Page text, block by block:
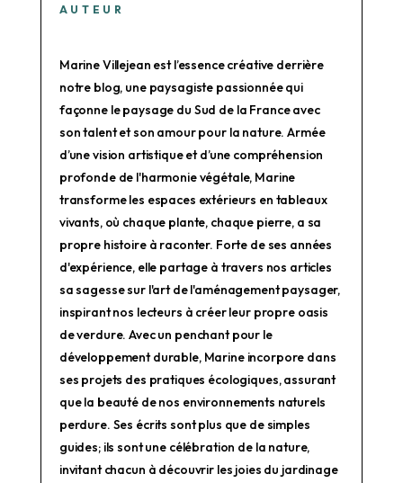
AUTEUR
Marine Villejean est l’essence créative derrière
notre blog, une paysagiste passionnée qui
façonne le paysage du Sud de la France avec
son talent et son amour pour la nature. Armée
d’une vision artistique et d’une compréhension
profonde de l'harmonie végétale, Marine
transforme les espaces extérieurs en tableaux
vivants, où chaque plante, chaque pierre, a sa
propre histoire à raconter. Forte de ses années
d'expérience, elle partage à travers nos articles
sa sagesse sur l'art de l'aménagement paysager,
inspirant nos lecteurs à créer leur propre oasis
de verdure. Avec un penchant pour le
développement durable, Marine incorpore dans
ses projets des pratiques écologiques, assurant
que la beauté de nos environnements naturels
perdure. Ses écrits sont plus que de simples
guides; ils sont une célébration de la nature,
invitant chacun à découvrir les joies du jardinage